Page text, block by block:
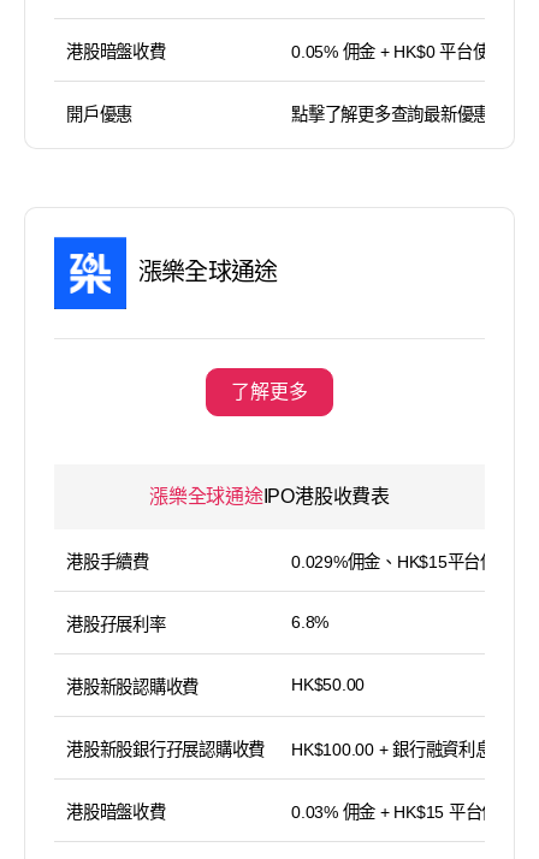
港股暗盤收費 0.05% 佣金 + HK$0 平台使用費
開戶優惠 點擊了解更多查詢最新優惠
漲樂全球通途
了解更多
漲樂全球通途IPO港股收費表
港股手續費 0.029%佣金、HK$15平台使用費
港股孖展利率 6.8%
港股新股認購收費 HK$50.00
港股新股銀行孖展認購收費 HK$100.00 + 銀行融資利息
港股暗盤收費 0.03% 佣金 + HK$15 平台使用費